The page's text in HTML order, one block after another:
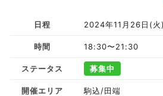
日程 2024年11月26日(火)
時間 18:30〜21:30
ステータス 募集中
開催エリア 駒込/田端